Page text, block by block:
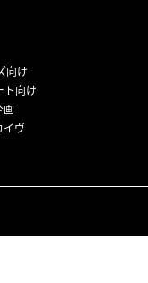
向け
ト向け
画
イヴ